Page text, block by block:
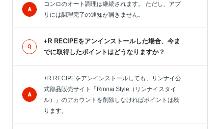
コンロのオート調理は継続されます。 ただし、アプ
リには調理完了の通知が届きません。
+R RECIPEをアンインストールした場合、今ま
でに取得したポイントはどうなりますか？
+R RECIPEをアンインストールしても、リンナイ公
式部品販売サイト「Rinnai Style（リンナイスタイ
ル）」のアカウントを削除しなければポイントは残
ります。